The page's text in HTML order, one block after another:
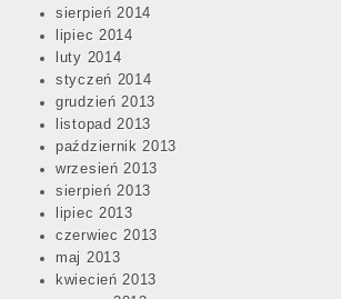
sierpień 2014
lipiec 2014
luty 2014
styczeń 2014
grudzień 2013
listopad 2013
październik 2013
wrzesień 2013
sierpień 2013
lipiec 2013
czerwiec 2013
maj 2013
kwiecień 2013